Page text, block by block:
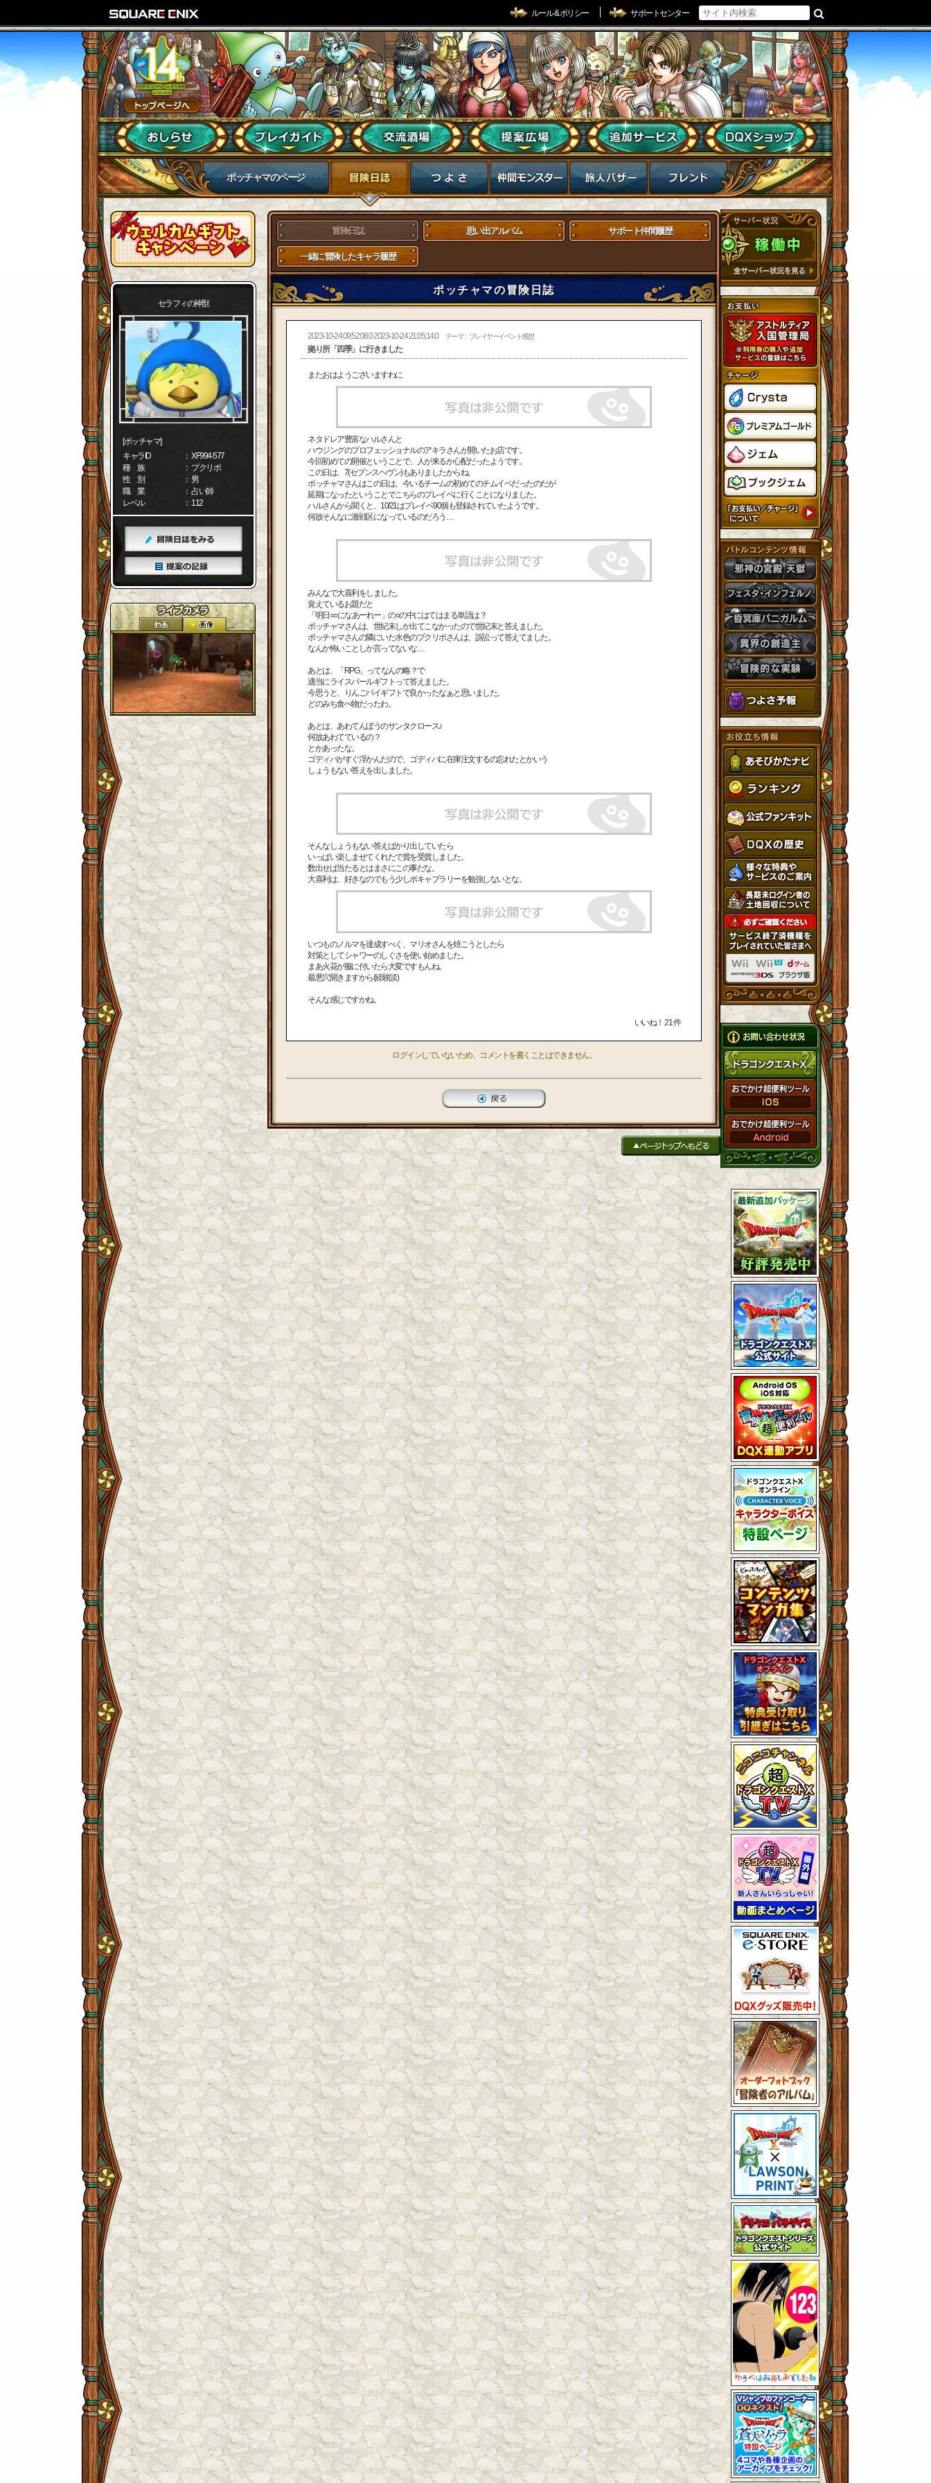
ルール & ポリシー サポートセンター
ポッチャマのページ
セラフィの神獣
[ポッチャマ]
キャラID
： XF994-577
種 族
： プクリポ
性 別
： 男
職 業
： 占い師
レベル
： 112
冒険日誌 思い出アルバム サポート仲間履歴
一緒に冒険したキャラ履歴
ポッチャマの冒険日誌
2023-10-24 09:52:08.0 2023-10-24 21:05:14.0 テーマ：プレイヤーイベント感想
拠り所「四季」に行きました
またおはようございますわに
ネタドレア豊富なハルさんと
ハウジングのプロフェッショナルのアキラさんが開いたお店です。
今回初めての開催ということで、人が来るか心配だったようです。
この日は、7(セブンスヘヴン)もありましたからね。
ポッチャマさんはこの日は、今いるチームの初めてのチムイベだったのだが
延期になったということでこちらのプレイベに行くことになりました。
ハルさんから聞くと、10/21はプレイベ90個も登録されていたようです。
何故そんなに激戦区になっているのだろう…
みんなで大喜利をしました。
覚えているお題だと
「明日○○になあーれー」の○の中にはてはまる単語は？
ポッチャマさんは、世紀末しか出てこなかったので世紀末と答えました。
ポッチャマさんの隣にいた水色のプクリポさんは、訴訟って答えてました。
なんか怖いことしか言ってないな…
あとは、「RPG」ってなんの略？で
適当にライスパールギフトって答えました。
今思うと、りんごパイギフトで良かったなぁと思いました。
どのみち食べ物だったわ。
あとは、あわてんぼうのサンタクロース♪
何故あわてているの？
とかあったな。
ゴディバがすぐ浮かんだので、ゴディバに在庫注文するの忘れたとかいう
しょうもない答えを出しました。
そんなしょうもない答えばかり出していたら
いっぱい楽しませてくれたで賞を受賞しました。
数出せば当たるとはまさにこの事だな。
大喜利は、好きなのでもう少しボキャブラリーを勉強しないとな。
いつものノルマを達成すべく、マリオさんを焼こうとしたら
対策としてシャワーのしぐさを使い始めました。
まあ火花が服に付いたら大変ですもんね。
最悪穴開きますから(経験談)
そんな感じですかね。
いいね！ 21件
ログインしていないため、コメントを書くことはできません。